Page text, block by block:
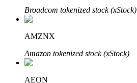
Prêts
Broadcom tokenized stock (xStock)
AMZNX
Amazon tokenized stock (xStock)
AEON